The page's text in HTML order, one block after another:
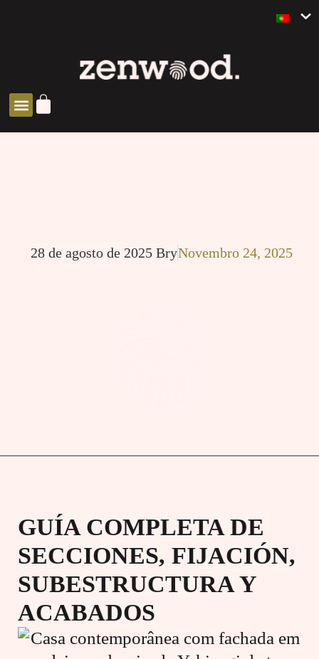
28 de agosto de 2025BryNovembro 24, 2025
GUÍA COMPLETA DE
SECCIONES, FIJACIÓN,
SUBESTRUCTURA Y
ACABADOS